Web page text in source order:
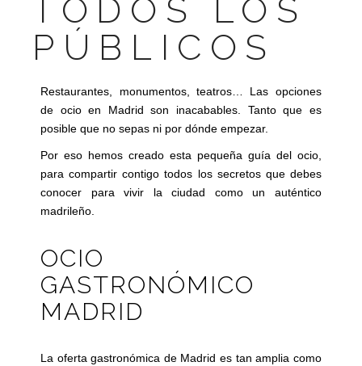
TODOS LOS
PÚBLICOS
Restaurantes, monumentos, teatros… Las opciones
de ocio en Madrid son inacabables. Tanto que es
posible que no sepas ni por dónde empezar.
Por eso hemos creado esta pequeña guía del ocio,
para compartir contigo todos los secretos que debes
conocer para vivir la ciudad como un auténtico
madrileño.
OCIO
GASTRONÓMICO
MADRID
La oferta gastronómica de Madrid es tan amplia como